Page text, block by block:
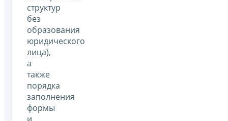
структур
без
образования
юридического
лица),
а
также
порядка
заполнения
формы
и